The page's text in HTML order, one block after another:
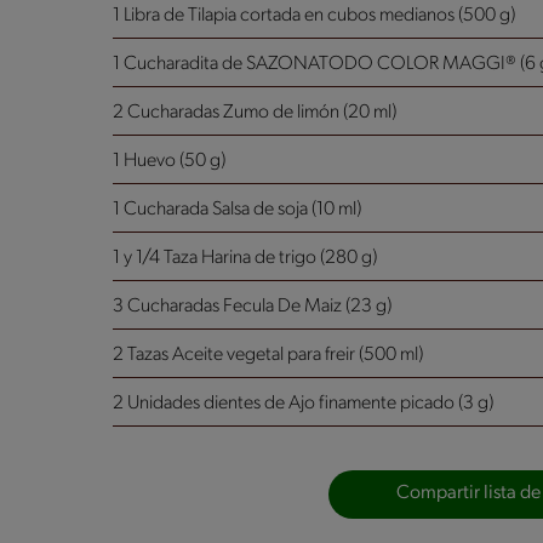
1 Libra de Tilapia cortada en cubos medianos (500 g)
1 Cucharadita de SAZONATODO COLOR MAGGI® (6
2 Cucharadas Zumo de limón (20 ml)
1 Huevo (50 g)
1 Cucharada Salsa de soja (10 ml)
1 y 1/4 Taza Harina de trigo (280 g)
3 Cucharadas Fecula De Maiz (23 g)
2 Tazas Aceite vegetal para freir (500 ml)
2 Unidades dientes de Ajo finamente picado (3 g)
Compartir lista